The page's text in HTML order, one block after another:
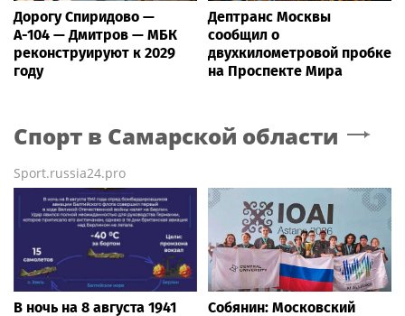
Дорогу Спиридово —
А-104 — Дмитров — МБК
реконструируют к 2029
году
Дептранс Москвы
сообщил о
двухкилометровой пробке
на Проспекте Мира
Спорт в Самарской области
Sport.russia24.pro
В ночь на 8 августа 1941
Собянин: Московский